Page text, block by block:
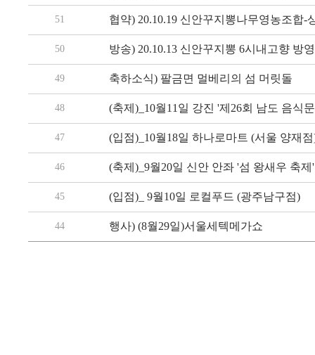
51 협약) 20.10.19 신안꾸지뽕나무영농조합-
50 방송) 20.10.13 신안꾸지뽕 6시내고향 방
49 축하소식) 팔금면 멀베리의 섬 머릿돌
48 (축제)_10월11일 강진 '제26회 남도 음식
47 (입점)_10월18일 하나로마트 (서울 양재
46 (축제)_9월20일 신안 안좌 '섬 왕새우 축제'
45 (입점)_ 9월10일 로컬푸드 (광주남구점)
44 행사) (8월29일)서울세텍메가쇼